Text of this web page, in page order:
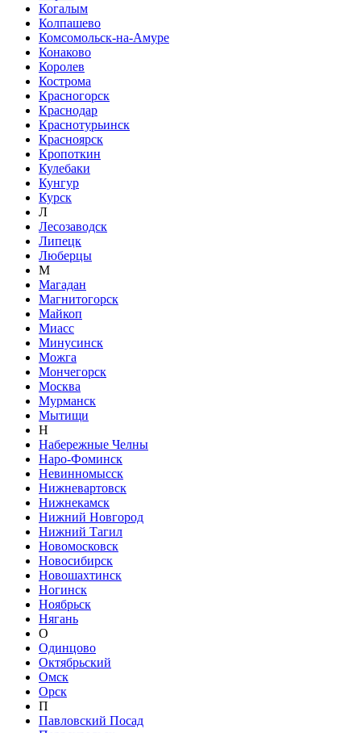
Когалым
Колпашево
Комсомольск-на-Амуре
Конаково
Королев
Кострома
Красногорск
Краснодар
Краснотурьинск
Красноярск
Кропоткин
Кулебаки
Кунгур
Курск
Л
Лесозаводск
Липецк
Люберцы
М
Магадан
Магнитогорск
Майкоп
Миасс
Минусинск
Можга
Мончегорск
Москва
Мурманск
Мытищи
Н
Набережные Челны
Наро-Фоминск
Невинномысск
Нижневартовск
Нижнекамск
Нижний Новгород
Нижний Тагил
Новомосковск
Новосибирск
Новошахтинск
Ногинск
Ноябрьск
Нягань
О
Одинцово
Октябрьский
Омск
Орск
П
Павловский Посад